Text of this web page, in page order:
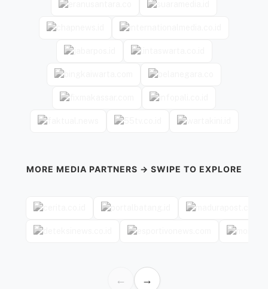
MORE MEDIA PARTNERS → SWIPE TO EXPLORE
← →